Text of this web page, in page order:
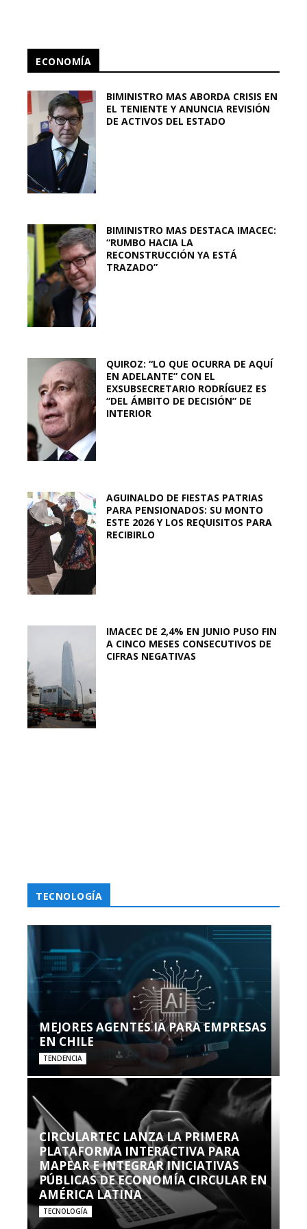
ECONOMÍA
BIMINISTRO MAS ABORDA CRISIS EN
EL TENIENTE Y ANUNCIA REVISIÓN
DE ACTIVOS DEL ESTADO
BIMINISTRO MAS DESTACA IMACEC:
“RUMBO HACIA LA
RECONSTRUCCIÓN YA ESTÁ
TRAZADO”
QUIROZ: “LO QUE OCURRA DE AQUÍ
EN ADELANTE” CON EL
EXSUBSECRETARIO RODRÍGUEZ ES
“DEL ÁMBITO DE DECISIÓN” DE
INTERIOR
AGUINALDO DE FIESTAS PATRIAS
PARA PENSIONADOS: SU MONTO
ESTE 2026 Y LOS REQUISITOS PARA
RECIBIRLO
IMACEC DE 2,4% EN JUNIO PUSO FIN
A CINCO MESES CONSECUTIVOS DE
CIFRAS NEGATIVAS
TECNOLOGÍA
MEJORES AGENTES IA PARA EMPRESAS
EN CHILE
TENDENCIA
CIRCULARTEC LANZA LA PRIMERA
PLATAFORMA INTERACTIVA PARA
MAPEAR E INTEGRAR INICIATIVAS
PÚBLICAS DE ECONOMÍA CIRCULAR EN
AMÉRICA LATINA
TECNOLOGÍA